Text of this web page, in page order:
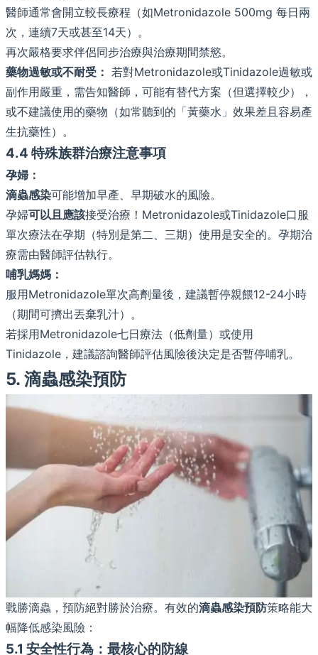
醫師通常會開立較長療程（如Metronidazole 500mg 每日兩
次，連續7天或甚至14天）。
再次嚴格要求伴侶同步治療與治療期間禁慾。
藥物過敏或不耐受： 若對Metronidazole或Tinidazole過敏或
副作用嚴重，需告知醫師，可能有替代方案（但選擇較少），
或不建議使用的藥物（如常聽到的「黃藥水」效果差且容易產
生抗藥性）。
4.4 特殊族群治療注意事項
孕婦：
滴蟲感染可能增加早產、早期破水的風險。
孕婦可以且應該接受治療！Metronidazole或Tinidazole口服
單次療法在孕期（特別是第二、三期）使用是安全的。孕期治
療需由醫師評估執行。
哺乳媽媽：
服用Metronidazole單次高劑量後，建議暫停親餵12-24小時
（期間可擠出丟棄乳汁）。
若採用Metronidazole七日療法（低劑量）或使用
Tinidazole，建議諮詢醫師評估風險後決定是否暫停哺乳。
5. 滴蟲感染預防
戰勝滴蟲，預防絕對勝於治療。有效的滴蟲感染預防策略能大
幅降低感染風險：
5.1 安全性行為：最核心的防線